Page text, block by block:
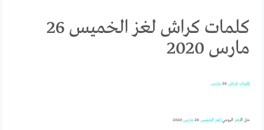
كلمات كراش لغز الخميس 26
مارس 2020
كلمات كراش 26 مارس
حل اللغز اليوميلغز الخميس 26 مارس 2020